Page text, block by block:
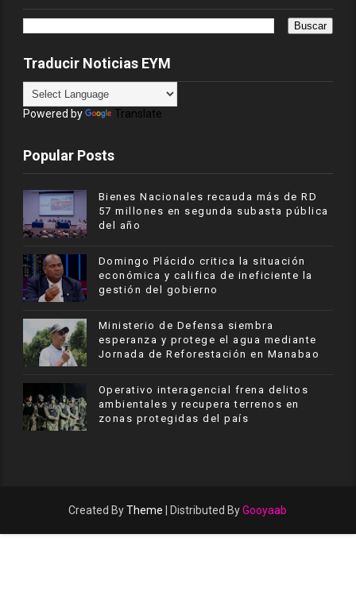
Traducir Noticias EYM
Powered by Translate
Popular Posts
Bienes Nacionales recauda más de RD
57 millones en segunda subasta pública
del año
​Domingo Plácido critica la situación
económica y califica de ineficiente la
gestión del gobierno
Ministerio de Defensa siembra
esperanza y protege el agua mediante
Jornada de Reforestación en Manabao
Operativo interagencial frena delitos
ambientales y recupera terrenos en
zonas protegidas del país
Created ByTheme | Distributed ByGooyaab